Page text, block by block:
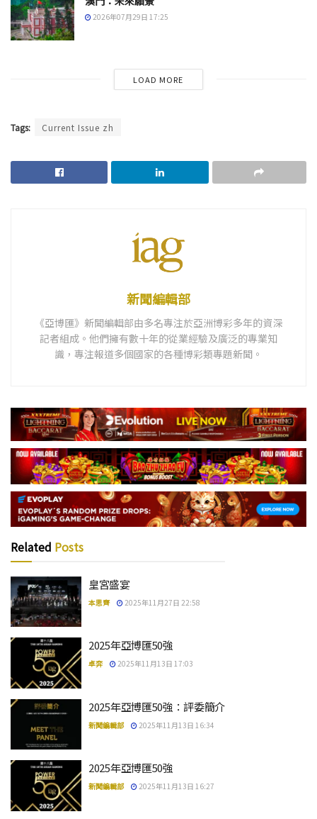
2026年07月29日 17:25
LOAD MORE
Tags: Current Issue zh
新聞編輯部
《亞博匯》新聞編輯部由多名專注於亞洲博彩多年的資深
記者組成。他們擁有數十年的從業經驗及廣泛的專業知
識，專注報道多個國家的各種博彩類專題新聞。
Related Posts
皇宮盛宴
本思齊 2025年11月27日 22:58
2025年亞博匯50強
卓弈 2025年11月13日 17:03
2025年亞博匯50強：評委簡介
新聞編輯部 2025年11月13日 16:34
2025年亞博匯50強
新聞編輯部 2025年11月13日 16:27